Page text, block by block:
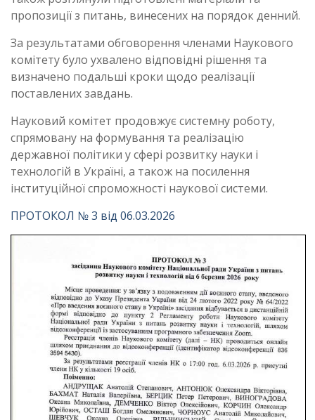
пропозиції з питань, винесених на порядок денний.
За результатами обговорення членами Наукового
комітету було ухвалено відповідні рішення та
визначено подальші кроки щодо реалізації
поставлених завдань.
Науковий комітет продовжує системну роботу,
спрямовану на формування та реалізацію
державної політики у сфері розвитку науки і
технологій в Україні, а також на посилення
інституційної спроможності наукової системи.
ПРОТОКОЛ № 3 від 06.03.2026